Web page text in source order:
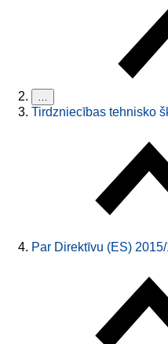
…
Tirdzniecības tehnisko
Par Direktīvu (ES)